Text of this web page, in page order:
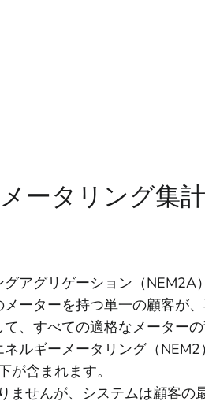
ータリング集
アグリゲーション（NEM2A
ーターを持つ単一の顧客が
、すべての適格なメーター
ルギーメータリング（
含まれます。
ませんが、システムは顧客の